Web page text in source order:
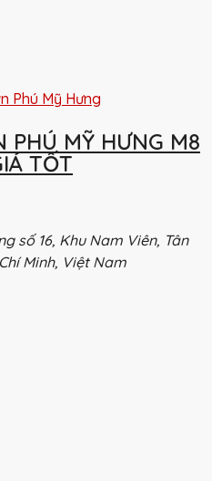
Phú Mỹ Hưng
PHÚ MỸ HƯNG M8
TỐT
số 16, Khu Nam Viên, Tân
Minh, Việt Nam